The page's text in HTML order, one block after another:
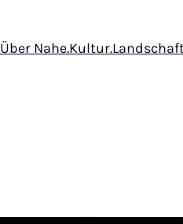
Über